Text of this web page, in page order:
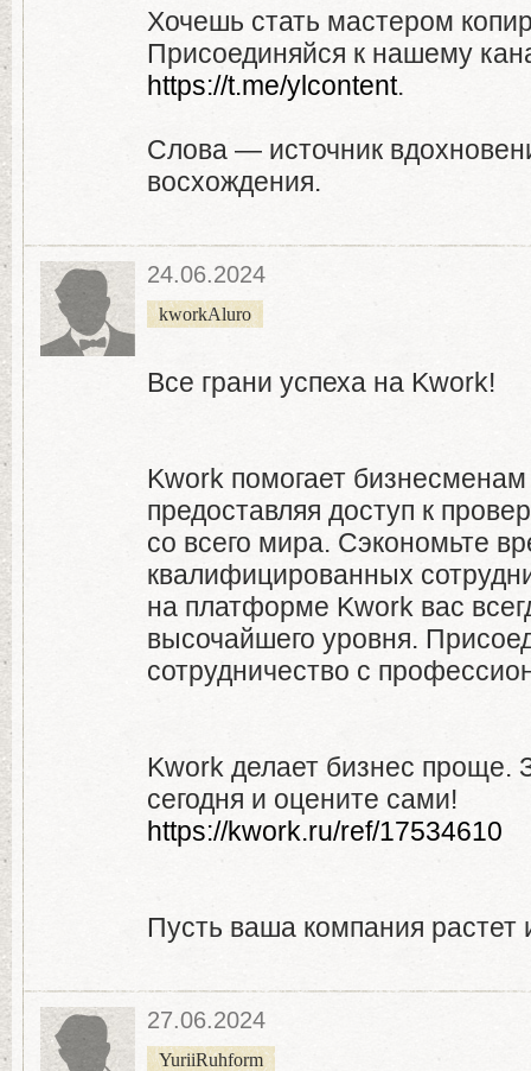
Хочешь стать мастером
Присоединяйся к нашему
https://t.me/ylcontent.
Слова — источник
восхождения.
24.06.2024
kworkAluro
Все грани успеха на Kwork!
Kwork помогает бизнесменам
предоставляя доступ к
со всего мира. Сэкономьте
квалифицированных
на платформе Kwork вас
высочайшего уровня.
сотрудничество с
Kwork делает бизнес проще.
сегодня и оцените сами!
https://kwork.ru/ref/17534610
Пусть ваша компания растет
27.06.2024
YuriiRuhform